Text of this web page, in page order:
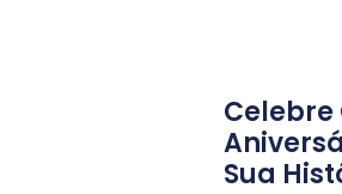
Celebre
Sua